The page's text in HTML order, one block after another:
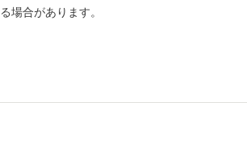
合があります。